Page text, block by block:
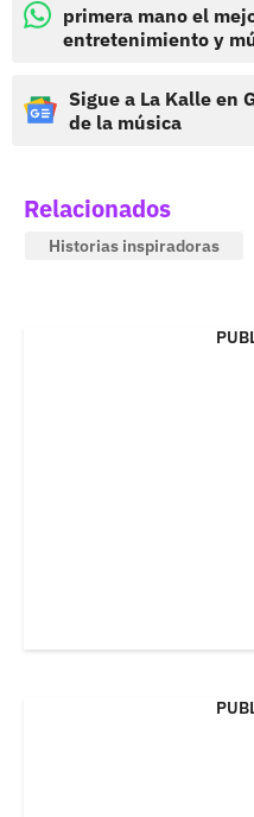
primera mano el
entretenimiento y
Sigue a La Kalle en
de la música
Relacionados
Historias inspiradoras